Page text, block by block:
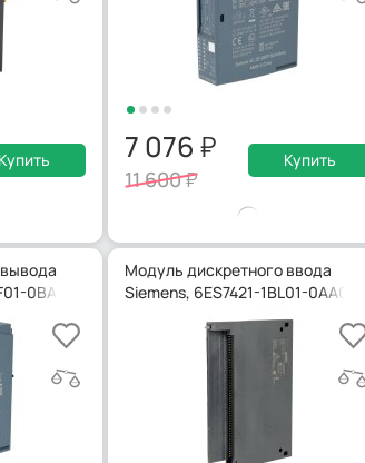
7 076
11 600
Купить
0BA0
Модуль дискретного ввода
Siemens, 6ES7421-1BL01-0AA0